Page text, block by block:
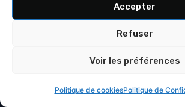
Accepter
Refuser
Voir les préférences
Politique de cookiesPolitique de
Optimisation contenu